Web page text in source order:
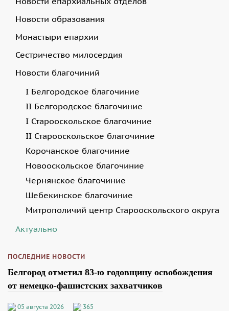
Новости образования
Монастыри епархии
Сестричество милосердия
Новости благочиний
I Белгородское благочиние
II Белгородское благочиние
I Старооскольское благочиние
II Старооскольское благочиние
Корочанское благочиние
Новооскольское благочиние
Чернянское благочиние
Шебекинское благочиние
Митрополичий центр Старооскольского округа
Актуально
ПОСЛЕДНИЕ НОВОСТИ
Белгород отметил 83-ю годовщину освобождения
от немецко-фашистских захватчиков
05 августа 2026 365